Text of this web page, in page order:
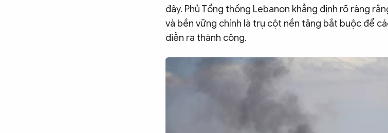
đây. Phủ Tổng thống Lebanon khẳng định rõ ràng
và bền vững chính là trụ cột nền tảng bắt buộc để
diễn ra thành công.